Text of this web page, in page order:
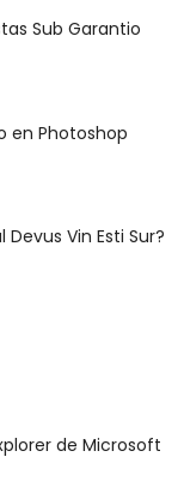
Sub Garantio
en Photoshop
Devus Vin Esti Sur?
de Microsoft